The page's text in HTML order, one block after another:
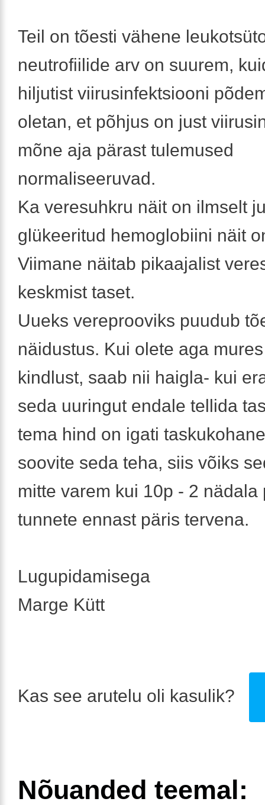
Teil on tõesti vähene
neutrofiilide arv on suurem,
hiljutist viirusinfektsiooni
oletan, et põhjus on just
mõne aja pärast tulemused
normaliseeruvad.
Ka veresuhkru näit on ilmselt
glükeeritud hemoglobiini näit
Viimane näitab pikaajalist
keskmist taset.
Uueks vereprooviks puudub
näidustus. Kui olete aga
kindlust, saab nii haigla- kui
seda uuringut endale tellida
tema hind on igati
soovite seda teha, siis võiks
mitte varem kui 10p - 2 nädala
tunnete ennast päris tervena.
Lugupidamisega
Marge Kütt
Kas see arutelu oli kasulik?
Nõuanded teemal: